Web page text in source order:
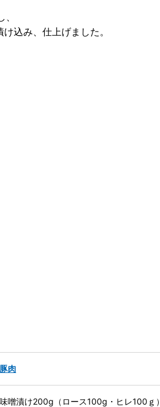
込み、仕上げました。
豚肉
味噌漬け200g（ロース100g・ヒレ100ｇ）